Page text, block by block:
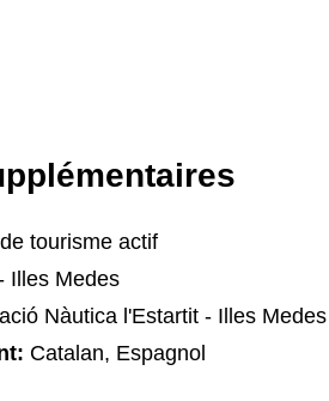
tourisme actif
Illes Medes
Nàutica l'Estartit - Illes Medes
Catalan, Espagnol